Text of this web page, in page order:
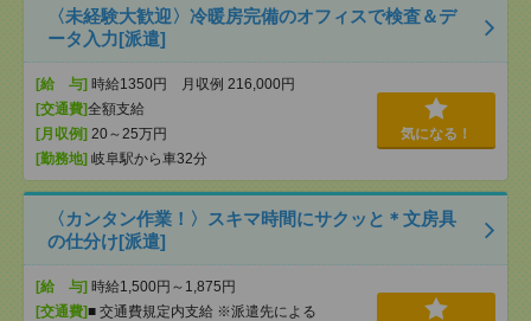
〈未経験大歓迎〉冷暖房完備のオフィスで検査＆デ
ータ入力[派遣]
[給 与] 時給1350円 月収例 216,000円
[交通費]全額支給
[月収例] 20～25万円
[勤務地] 岐阜駅から車32分
気になる！
〈カンタン作業！〉スキマ時間にサクッと＊文房具
の仕分け[派遣]
[給 与] 時給1,500円～1,875円
[交通費]■ 交通費規定内支給 ※派遣先による